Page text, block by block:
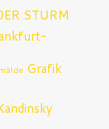
STURM
Grafik